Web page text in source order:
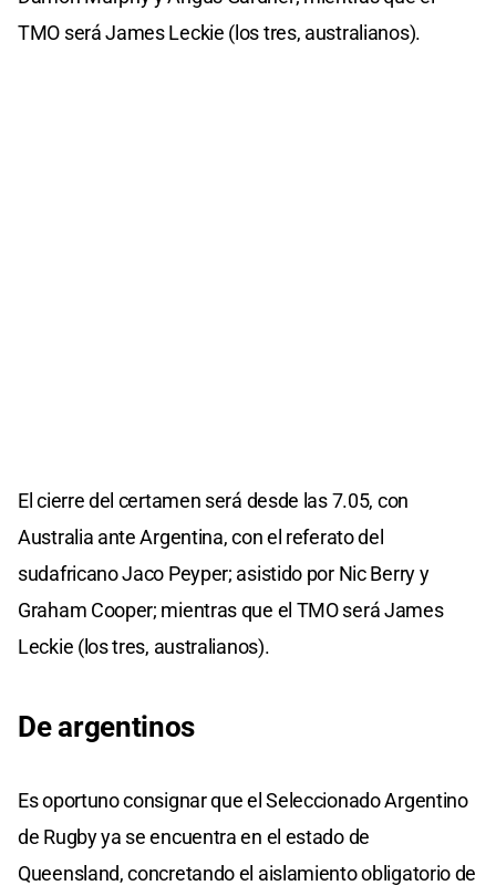
TMO será James Leckie (los tres, australianos).
El cierre del certamen será desde las 7.05, con
Australia ante Argentina, con el referato del
sudafricano Jaco Peyper; asistido por Nic Berry y
Graham Cooper; mientras que el TMO será James
Leckie (los tres, australianos).
De argentinos
Es oportuno consignar que el Seleccionado Argentino
de Rugby ya se encuentra en el estado de
Queensland, concretando el aislamiento obligatorio de